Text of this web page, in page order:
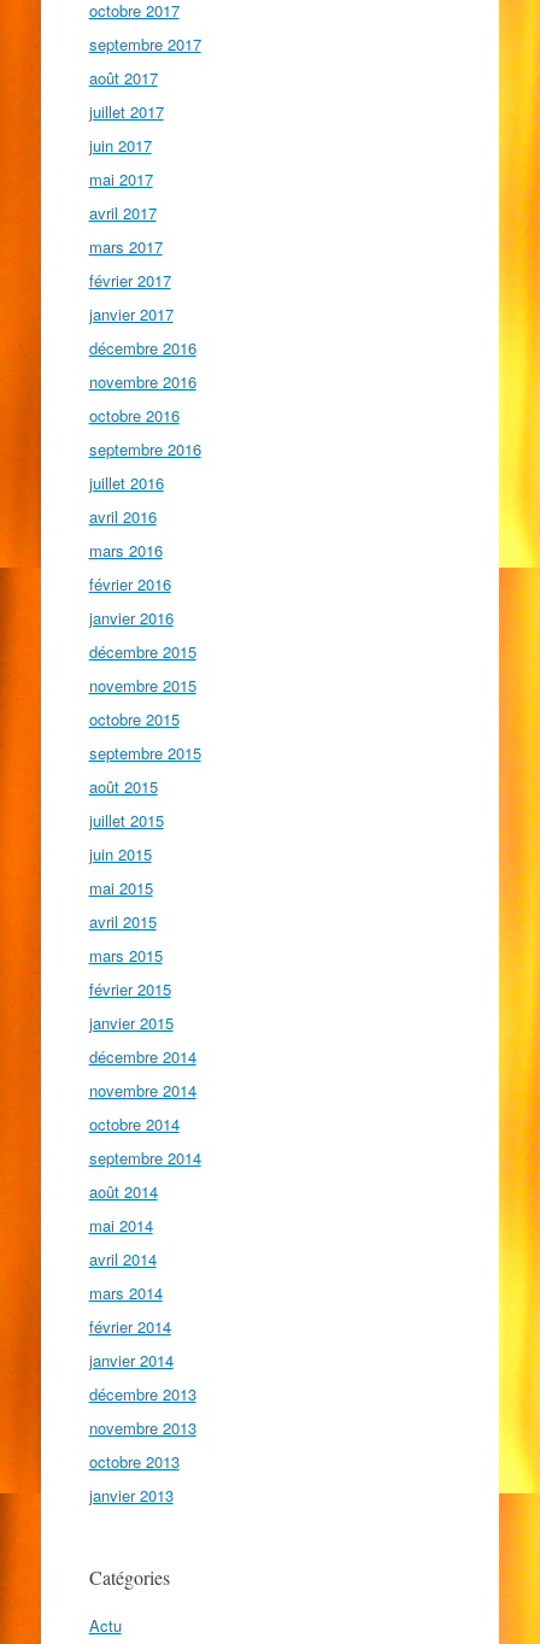
octobre 2017
septembre 2017
août 2017
juillet 2017
juin 2017
mai 2017
avril 2017
mars 2017
février 2017
janvier 2017
décembre 2016
novembre 2016
octobre 2016
septembre 2016
juillet 2016
avril 2016
mars 2016
février 2016
janvier 2016
décembre 2015
novembre 2015
octobre 2015
septembre 2015
août 2015
juillet 2015
juin 2015
mai 2015
avril 2015
mars 2015
février 2015
janvier 2015
décembre 2014
novembre 2014
octobre 2014
septembre 2014
août 2014
mai 2014
avril 2014
mars 2014
février 2014
janvier 2014
décembre 2013
novembre 2013
octobre 2013
janvier 2013
Catégories
Actu